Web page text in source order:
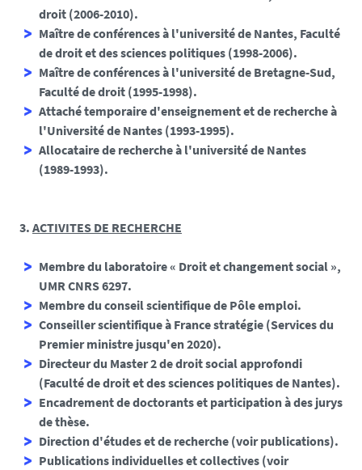
droit (2006-2010).
Maître de conférences à l'université de Nantes, Faculté
de droit et des sciences politiques (1998-2006).
Maître de conférences à l'université de Bretagne-Sud,
Faculté de droit (1995-1998).
Attaché temporaire d'enseignement et de recherche à
l'Université de Nantes (1993-1995).
Allocataire de recherche à l'université de Nantes
(1989-1993).
3. ACTIVITES DE RECHERCHE
Membre du laboratoire « Droit et changement social »,
UMR CNRS 6297.
Membre du conseil scientifique de Pôle emploi.
Conseiller scientifique à France stratégie (Services du
Premier ministre jusqu'en 2020).
Directeur du Master 2 de droit social approfondi
(Faculté de droit et des sciences politiques de Nantes).
Encadrement de doctorants et participation à des jurys
de thèse.
Direction d'études et de recherche (voir publications).
Publications individuelles et collectives (voir